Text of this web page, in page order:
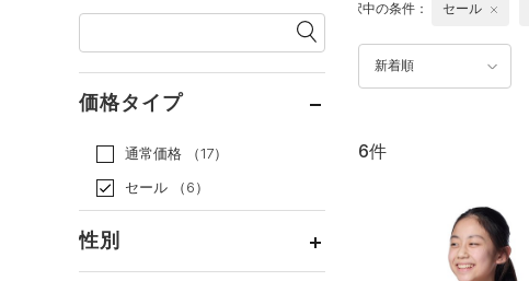
価格タイプ
通常価格
（17）
セール
（6）
性別
新着順
選択中の条件： セール
6件